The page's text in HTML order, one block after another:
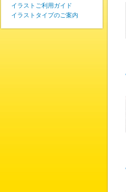
イラストご利用ガイド
イラストタイプのご案内